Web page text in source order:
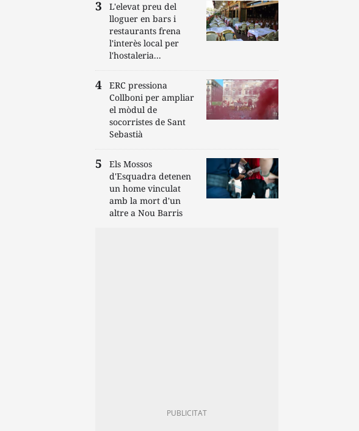
L'elevat preu del
lloguer en bars i
restaurants frena
l'interès local per
l'hostaleria...
ERC pressiona
Collboni per ampliar
el mòdul de
socorristes de Sant
Sebastià
Els Mossos
d'Esquadra detenen
un home vinculat
amb la mort d'un
altre a Nou Barris